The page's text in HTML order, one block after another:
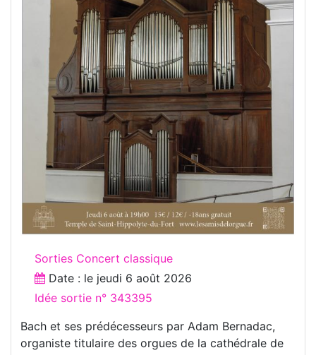
Sorties Concert classique
Date : le jeudi 6 août 2026
Idée sortie n° 343395
Bach et ses prédécesseurs par Adam Bernadac,
organiste titulaire des orgues de la cathédrale de